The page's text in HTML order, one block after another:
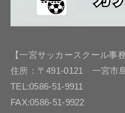
【一宮サッカースクール事
住所：〒491-0121 一宮市
TEL:0586-51-9911
FAX:0586-51-9922